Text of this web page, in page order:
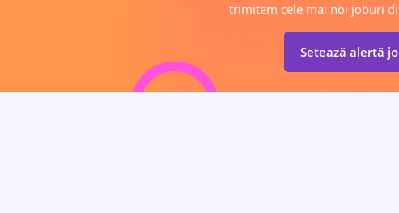
trimitem cele mai noi joburi
Setează alertă